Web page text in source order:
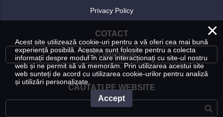
Privacy Policy
COTACT
Contactați-ne
CĂUTAȚI PE WEBSITE
×
Acest site utilizează cookie-uri pentru a vă oferi cea mai bună
experiență posibilă. Acestea sunt folosite pentru a colecta
informații despre modul în care interacționați cu site-ul nostru
web și ne permit să vă memorăm. Prin utilizarea acestui site
web sunteți de acord cu utilizarea cookie-urilor pentru analiză
și utilizări personalizate.
Accept